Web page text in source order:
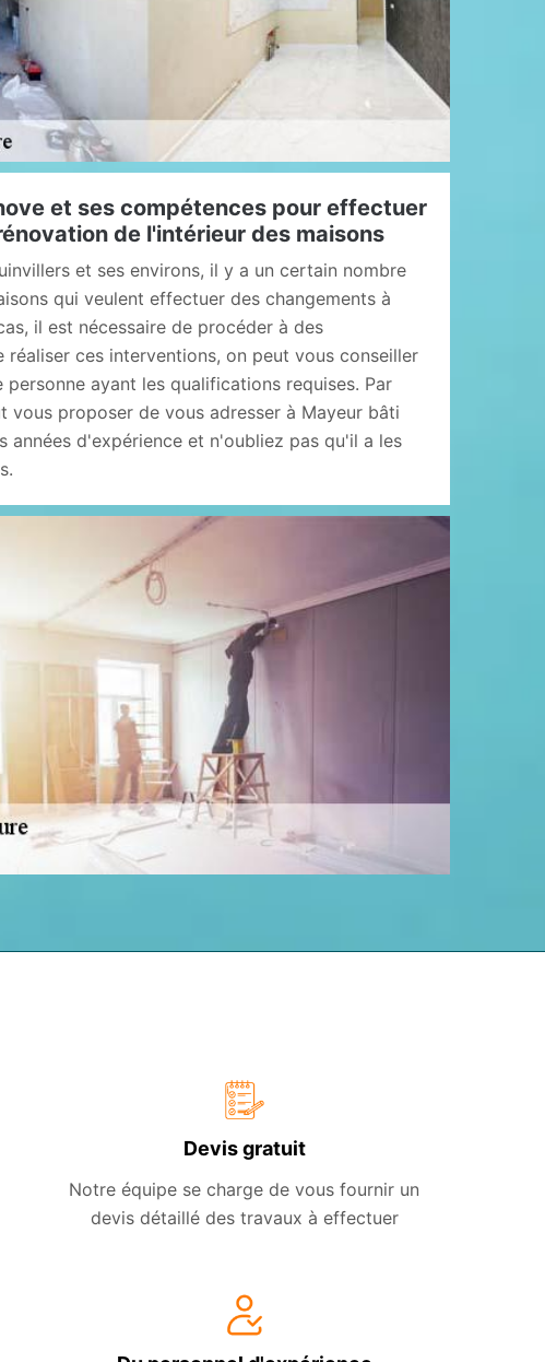
et ses compétences pour effectuer
de l'intérieur des maisons
et ses environs, il y a un certain nombre
qui veulent effectuer des changements à
il est nécessaire de procéder à des
réaliser ces interventions, on peut vous conseiller
personne ayant les qualifications requises. Par
vous proposer de vous adresser à Mayeur bâti
années d'expérience et n'oubliez pas qu'il a les
Devis gratuit
Notre équipe se charge de vous fournir un
devis détaillé des travaux à effectuer